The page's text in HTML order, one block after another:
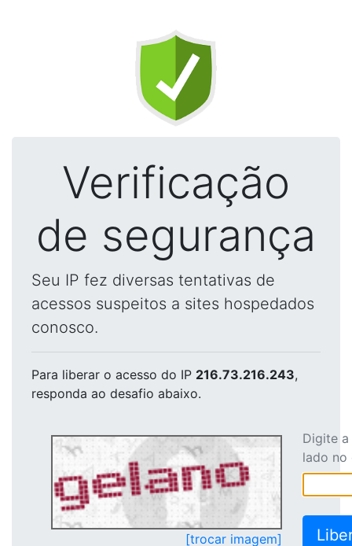
Verificação
de segurança
Seu IP fez diversas tentativas de
acessos suspeitos a sites hospedados
conosco.
Para liberar o acesso do IP 216.73.216.243,
responda ao desafio abaixo.
[trocar imagem]
Digite
lado no